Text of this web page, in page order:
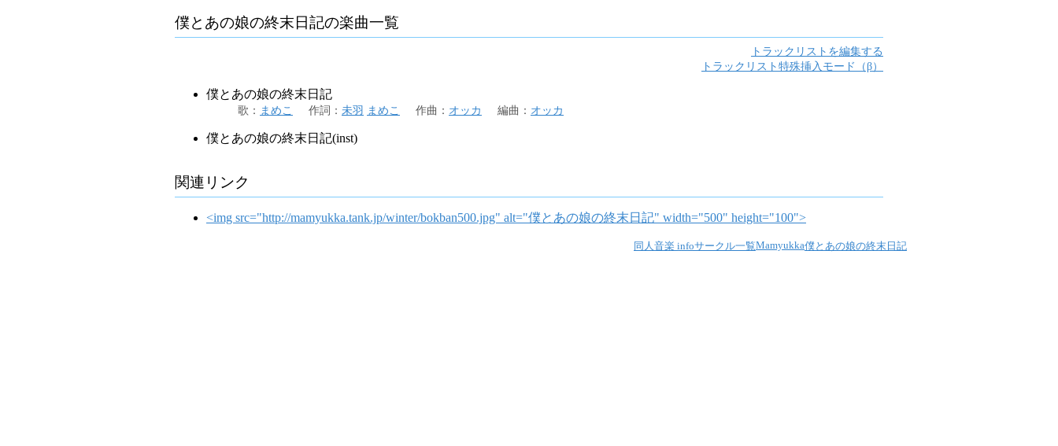
僕とあの娘の終末日記の楽曲一覧
トラックリストを編集する
トラックリスト特殊挿入モード（β）
僕とあの娘の終末日記
歌 ： まめこ 作詞 ： 未羽 まめこ 作曲 ： オッカ 編曲 ： オッカ
僕とあの娘の終末日記(inst)
関連リンク
<img src="http://mamyukka.tank.jp/winter/bokban500.jpg" alt="僕とあの娘の終末日記" width="500" height="100">
同人音楽 infoサークル一覧Mamyukka僕とあの娘の終末日記